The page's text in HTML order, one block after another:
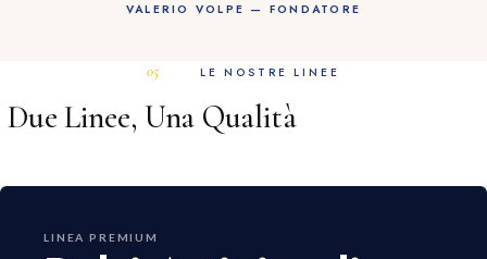
VALERIO VOLPE — FONDATORE
LE NOSTRE LINEE
Due Linee, Una Qualità
LINEA PREMIUM